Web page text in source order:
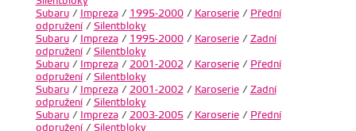
Subaru/ Impreza/ 1995-2000/ Karoserie/ Přední
odpružení/ Silentbloky
Subaru/ Impreza/ 1995-2000/ Karoserie/ Zadní
odpružení/ Silentbloky
Subaru/ Impreza/ 2001-2002 / Karoserie/ Přední
odpružení/ Silentbloky
Subaru/ Impreza/ 2001-2002 / Karoserie/ Zadní
odpružení/ Silentbloky
Subaru/ Impreza/ 2003-2005/ Karoserie/ Přední
odpružení/ Silentbloky